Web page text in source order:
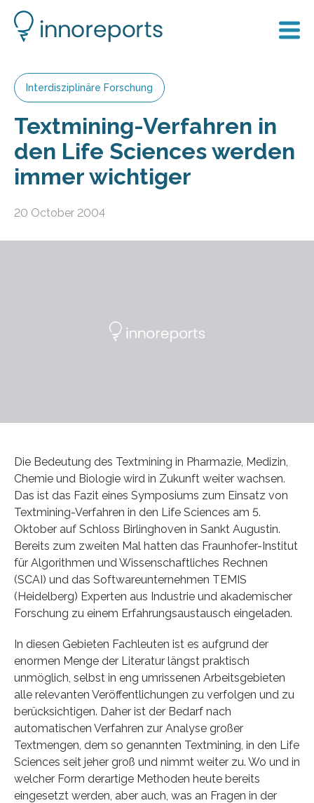
Interdisziplinäre Forschung
Textmining-Verfahren in
den Life Sciences werden
immer wichtiger
20 October 2004
Die Bedeutung des Textmining in Pharmazie, Medizin,
Chemie und Biologie wird in Zukunft weiter wachsen.
Das ist das Fazit eines Symposiums zum Einsatz von
Textmining-Verfahren in den Life Sciences am 5.
Oktober auf Schloss Birlinghoven in Sankt Augustin.
Bereits zum zweiten Mal hatten das Fraunhofer-Institut
für Algorithmen und Wissenschaftliches Rechnen
(SCAI) und das Softwareunternehmen TEMIS
(Heidelberg) Experten aus Industrie und akademischer
Forschung zu einem Erfahrungsaustausch eingeladen.
In diesen Gebieten Fachleuten ist es aufgrund der
enormen Menge der Literatur längst praktisch
unmöglich, selbst in eng umrissenen Arbeitsgebieten
alle relevanten Veröffentlichungen zu verfolgen und zu
berücksichtigen. Daher ist der Bedarf nach
automatischen Verfahren zur Analyse großer
Textmengen, dem so genannten Textmining, in den Life
Sciences seit jeher groß und nimmt weiter zu. Wo und in
welcher Form derartige Methoden heute bereits
eingesetzt werden, aber auch, was an Fragen in der